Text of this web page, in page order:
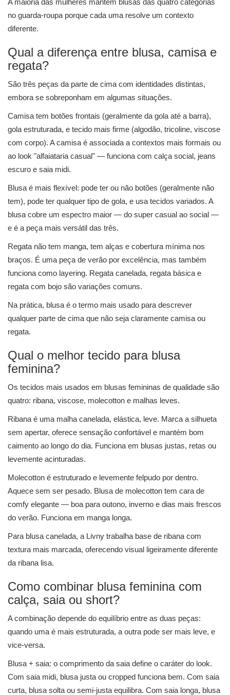
no guarda-roupa porque cada uma resolve um contexto
diferente.
Qual a diferença entre blusa, camisa e
regata?
São três peças da parte de cima com identidades distintas,
embora se sobreponham em algumas situações.
Camisa tem botões frontais (geralmente da gola até a barra),
gola estruturada, e tecido mais firme (algodão, tricoline, viscose
com corpo). A camisa é associada a contextos mais formais ou
ao look "alfaiataria casual" — funciona com calça social, jeans
escuro e saia midi.
Blusa é mais flexível: pode ter ou não botões (geralmente não
tem), pode ter qualquer tipo de gola, e usa tecidos variados. A
blusa cobre um espectro maior — do super casual ao social —
e é a peça mais versátil das três.
Regata não tem manga, tem alças e cobertura mínima nos
braços. É uma peça de verão por excelência, mas também
funciona como layering. Regata canelada, regata básica e
regata com bojo são variações comuns.
Na prática, blusa é o termo mais usado para descrever
qualquer parte de cima que não seja claramente camisa ou
regata.
Qual o melhor tecido para blusa
feminina?
Os tecidos mais usados em blusas femininas de qualidade são
quatro: ribana, viscose, molecotton e malhas leves.
Ribana é uma malha canelada, elástica, leve. Marca a silhueta
sem apertar, oferece sensação confortável e mantém bom
caimento ao longo do dia. Funciona em blusas justas, retas ou
levemente acinturadas.
Molecotton é estruturado e levemente felpudo por dentro.
Aquece sem ser pesado. Blusa de molecotton tem cara de
comfy elegante — boa para outono, inverno e dias mais frescos
do verão. Funciona em manga longa.
Para blusa canelada, a Livny trabalha base de ribana com
textura mais marcada, oferecendo visual ligeiramente diferente
da ribana lisa.
Como combinar blusa feminina com
calça, saia ou short?
A combinação depende do equilíbrio entre as duas peças:
quando uma é mais estruturada, a outra pode ser mais leve, e
vice-versa.
Blusa + saia: o comprimento da saia define o caráter do look.
Com saia midi, blusa justa ou cropped funciona bem. Com saia
curta, blusa solta ou semi-justa equilibra. Com saia longa, blusa